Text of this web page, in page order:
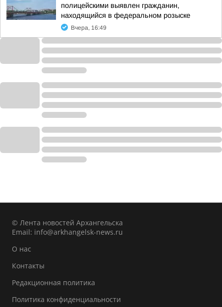
полицейскими выявлен гражданин,
находящийся в федеральном розыске
Вчера, 16:49
© Лента новостей Архангельска
Email: info@arkhangelsk-news.ru
О нас
Контакты
Редакционная политика
Политика конфиденциальности